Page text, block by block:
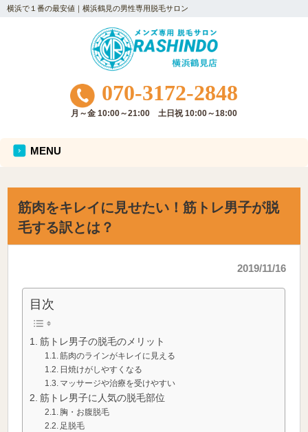
横浜で１番の最安値｜横浜鶴見の男性専用脱毛サロン
070-3172-2848
月～金 10:00～21:00 土日祝 10:00～18:00
MENU
筋肉をキレイに見せたい！筋トレ男子が脱
毛する訳とは？
2019/11/16
目次
筋トレ男子の脱毛のメリット
筋肉のラインがキレイに見える
日焼けがしやすくなる
マッサージや治療を受けやすい
筋トレ男子に人気の脱毛部位
胸・お腹脱毛
足脱毛